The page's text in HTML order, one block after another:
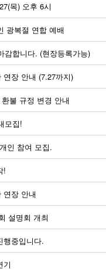
목) 오후 6시
광복절 연합 예배
감합니다. (현장등록가능)
장 안내 (7.27까지)
불 규정 변경 안내
모집!
인 참여 모집.
!
연장 안내
설명회 개최
행중입니다.
기